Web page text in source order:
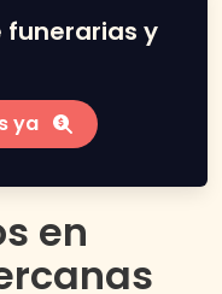
funerarias y
ya
en